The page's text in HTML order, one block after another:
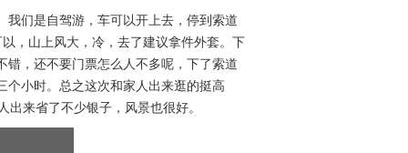
们是自驾游，车可以开上去，停到索道
，山上风大，冷，去了建议拿件外套。下
，还不要门票怎么人不多呢，下了索道
个小时。总之这次和家人出来逛的挺高
来省了不少银子，风景也很好。